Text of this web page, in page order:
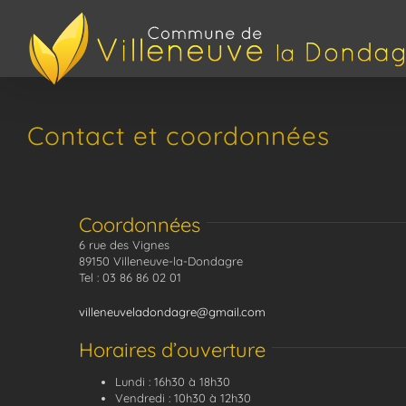
contenu
Contact et coordonnées
Coordonnées
6 rue des Vignes
89150 Villeneuve-la-Dondagre
Tel : 03 86 86 02 01
villeneuveladondagre@gmail.com
Horaires d’ouverture
Lundi : 16h30 à 18h30
Vendredi : 10h30 à 12h30